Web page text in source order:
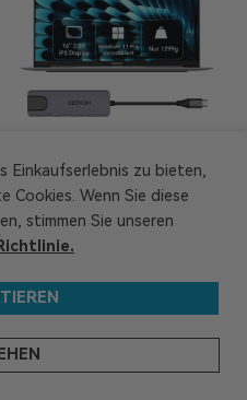
16-Zoll Laptop | U9-185H
Einkaufserlebnis zu bieten,
Cookies. Wenn Sie diese
stimmen Sie unseren